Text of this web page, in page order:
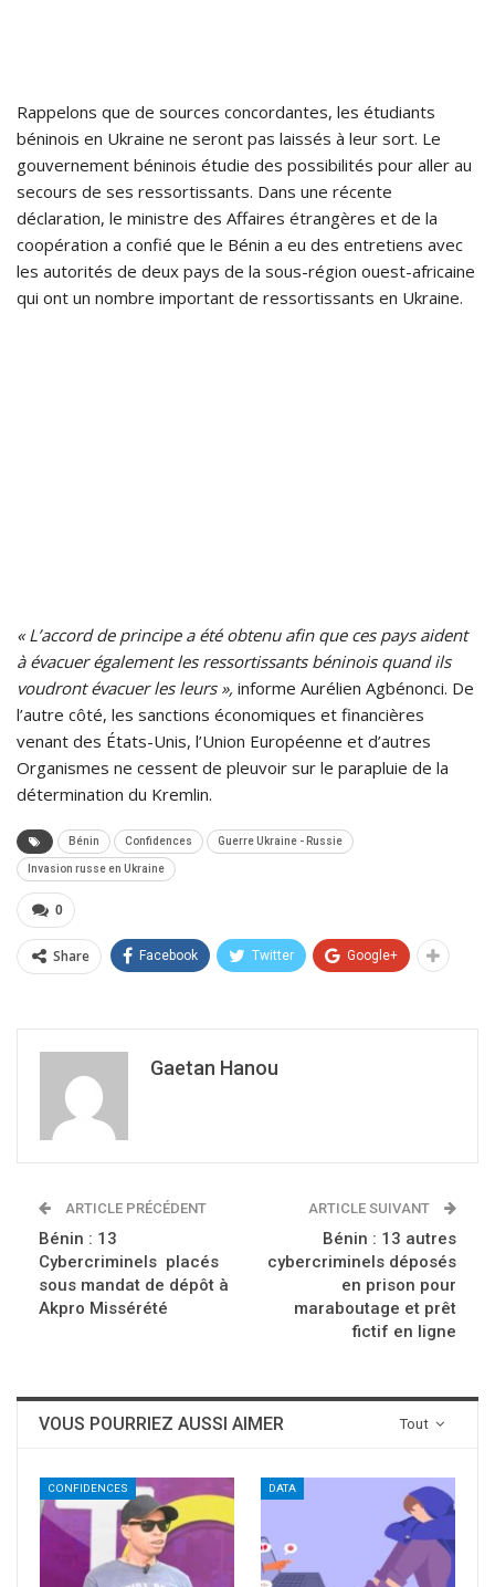
Rappelons que de sources concordantes, les étudiants
béninois en Ukraine ne seront pas laissés à leur sort. Le
gouvernement béninois étudie des possibilités pour aller au
secours de ses ressortissants. Dans une récente
déclaration, le ministre des Affaires étrangères et de la
coopération a confié que le Bénin a eu des entretiens avec
les autorités de deux pays de la sous-région ouest-africaine
qui ont un nombre important de ressortissants en Ukraine.
« L’accord de principe a été obtenu afin que ces pays aident
à évacuer également les ressortissants béninois quand ils
voudront évacuer les leurs », informe Aurélien Agbénonci. De
l’autre côté, les sanctions économiques et financières
venant des États-Unis, l’Union Européenne et d’autres
Organismes ne cessent de pleuvoir sur le parapluie de la
détermination du Kremlin.
Bénin Confidences Guerre Ukraine - Russie
Invasion russe en Ukraine
0
Share Facebook Twitter Google+
Gaetan Hanou
ARTICLE PRÉCÉDENT
Bénin : 13
Cybercriminels placés
sous mandat de dépôt à
Akpro Missérété
ARTICLE SUIVANT
Bénin : 13 autres
cybercriminels déposés
en prison pour
maraboutage et prêt
fictif en ligne
Tout
VOUS POURRIEZ AUSSI AIMER
CONFIDENCES DATA